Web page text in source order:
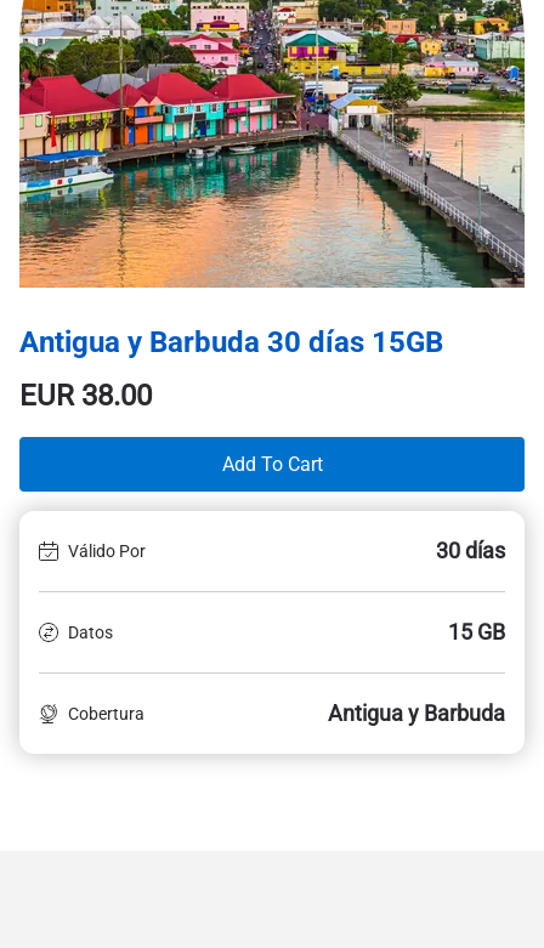
Antigua y Barbuda 30 días 15GB
EUR38.00
Add To Cart
Válido Por 30 días
Datos 15 GB
Cobertura Antigua y Barbuda